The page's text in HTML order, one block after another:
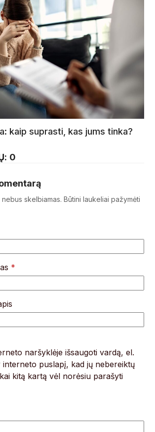
kaip suprasti, kas jums tinka?
0
skelbiamas. Būtini laukeliai pažymėti
*
naršyklėje išsaugoti vardą, el.
interneto puslapį, kad jų nebereiktų
kitą kartą vėl norėsiu parašyti